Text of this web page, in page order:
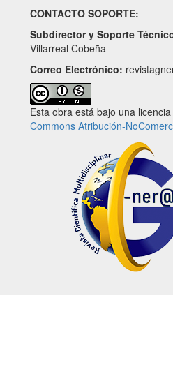
CONTACTO SOPORTE:
Subdirector y Soporte
Villarreal Cobeña
Correo Electrónico:
Esta obra está bajo una
Commons Atribución-